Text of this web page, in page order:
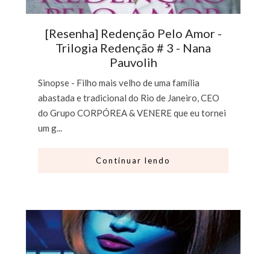
[Resenha] Redenção Pelo Amor -
Trilogia Redenção # 3 - Nana
Pauvolih
Sinopse - Filho mais velho de uma família
abastada e tradicional do Rio de Janeiro, CEO
do Grupo CORPÓREA & VENERE que eu tornei
um g...
Continuar lendo